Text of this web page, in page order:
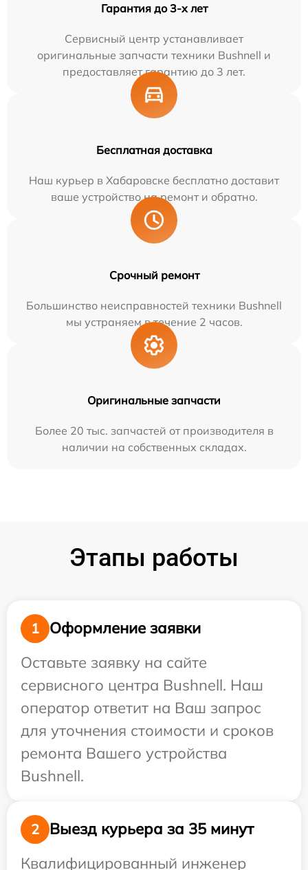
Гарантия до 3-х лет
Сервисный центр устанавливает
оригинальные запчасти техники Bushnell и
предоставляет гарантию до 3 лет.
Бесплатная доставка
Наш курьер в Хабаровске бесплатно доставит
ваше устройство на ремонт и обратно.
Срочный ремонт
Большинство неисправностей техники Bushnell
мы устраняем в течение 2 часов.
Оригинальные запчасти
Более 20 тыс. запчастей от производителя в
наличии на собственных складах.
Этапы работы
1
Оформление заявки
Оставьте заявку на сайте
сервисного центра Bushnell. Наш
оператор ответит на Ваш запрос
для уточнения стоимости и сроков
ремонта Вашего устройства
Bushnell.
2
Выезд курьера за 35 минут
Квалифицированный инженер